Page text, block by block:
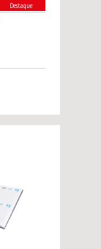
Destaque